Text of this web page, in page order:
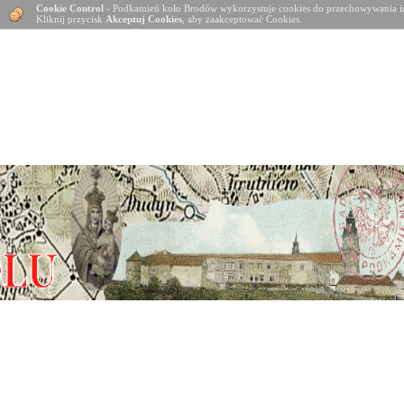
Cookie Control - Podkamień koło Brodów wykorzystuje cookies do
Kliknij przycisk Akceptuj Cookies , aby zaakceptować Cookies.